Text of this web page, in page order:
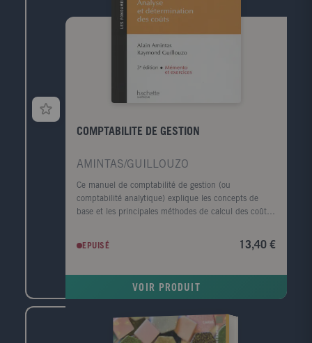
COMPTABILITE DE GESTION
AMINTAS/GUILLOUZO
Ce manuel de comptabilité de gestion (ou
comptabilité analytique) explique les concepts de
base et les principales méthodes de calcul des coûts.
Il convient également aux étudiants des filières
comporte une partie de cours, une application
détaillée et des exercices corrigés.
EPUISÉ 13,40 €
VOIR PRODUIT